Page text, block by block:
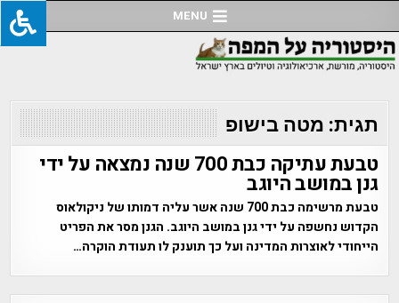
to
content
MENU
תגית: מטה בישופ
טבעת עתיקה כבת 700 שנה נמצאה על ידי
גנן במושב היוגב
טבעת מרשימה כבת 700 שנה אשר עליה דמותו של ניקולאוס
הקדוש נחשפה על ידי גנן במושב היוגב. הגנן מסר את הפריט
הייחודי לאוצרות המדינה ועל כך תוענק לו תעודת הוקרה…